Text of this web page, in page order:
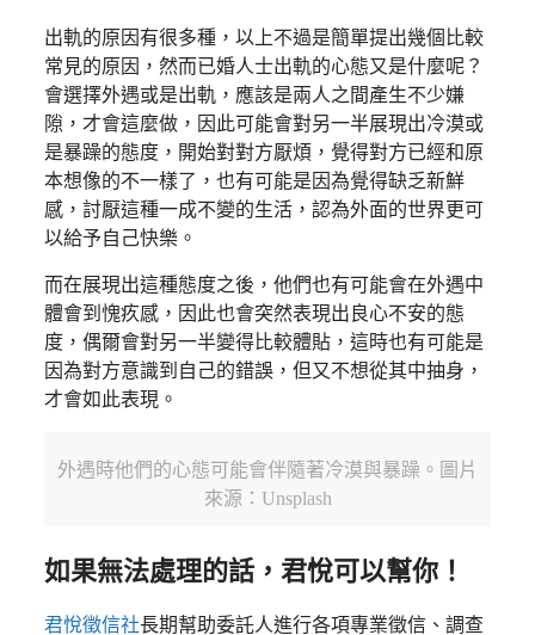
出軌的原因有很多種，以上不過是簡單提出幾個比較
常見的原因，然而已婚人士出軌的心態又是什麼呢？
會選擇外遇或是出軌，應該是兩人之間產生不少嫌
隙，才會這麼做，因此可能會對另一半展現出冷漠或
是暴躁的態度，開始對對方厭煩，覺得對方已經和原
本想像的不一樣了，也有可能是因為覺得缺乏新鮮
感，討厭這種一成不變的生活，認為外面的世界更可
以給予自己快樂。
而在展現出這種態度之後，他們也有可能會在外遇中
體會到愧疚感，因此也會突然表現出良心不安的態
度，偶爾會對另一半變得比較體貼，這時也有可能是
因為對方意識到自己的錯誤，但又不想從其中抽身，
才會如此表現。
外遇時他們的心態可能會伴隨著冷漠與暴躁。圖片
來源：Unsplash
如果無法處理的話，君悅可以幫你！
君悅徵信社長期幫助委託人進行各項專業徵信、調查